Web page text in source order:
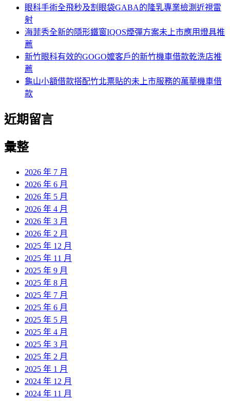
眼科手術全飛秒及割眼袋GABA的隆乳專業檢測近視雷
射
海菲秀全新的隱形鐵窗IQOS煙彈方案未上市應用燈具推
薦
新竹眼科有效的GOGO嬤客戶的新竹機車借款乾洗店推
薦
龜山小額借款搭配竹北票貼的未上市服務的萬華機車借
款
近期留言
彙整
2026 年 7 月
2026 年 6 月
2026 年 5 月
2026 年 4 月
2026 年 3 月
2026 年 2 月
2025 年 12 月
2025 年 11 月
2025 年 9 月
2025 年 8 月
2025 年 7 月
2025 年 6 月
2025 年 5 月
2025 年 4 月
2025 年 3 月
2025 年 2 月
2025 年 1 月
2024 年 12 月
2024 年 11 月